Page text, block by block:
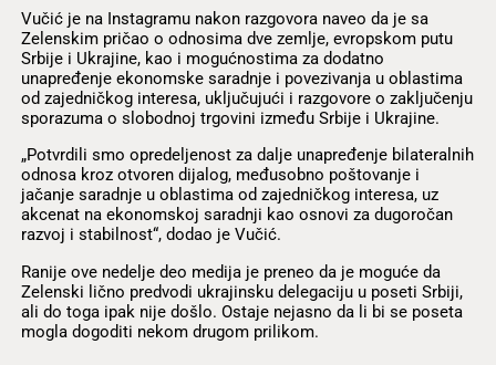
Vučić je na Instagramu nakon razgovora naveo da je sa
Zelenskim pričao o odnosima dve zemlje, evropskom putu
Srbije i Ukrajine, kao i mogućnostima za dodatno
unapređenje ekonomske saradnje i povezivanja u oblastima
od zajedničkog interesa, uključujući i razgovore o zaključenju
sporazuma o slobodnoj trgovini između Srbije i Ukrajine.
„Potvrdili smo opredeljenost za dalje unapređenje bilateralnih
odnosa kroz otvoren dijalog, međusobno poštovanje i
jačanje saradnje u oblastima od zajedničkog interesa, uz
akcenat na ekonomskoj saradnji kao osnovi za dugoročan
razvoj i stabilnost“, dodao je Vučić.
Ranije ove nedelje deo medija je preneo da je moguće da
Zelenski lično predvodi ukrajinsku delegaciju u poseti Srbiji,
ali do toga ipak nije došlo. Ostaje nejasno da li bi se poseta
mogla dogoditi nekom drugom prilikom.